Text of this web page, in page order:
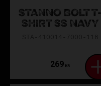
STANNO BOLT T-
SHIRT SS NAVY
269 KR